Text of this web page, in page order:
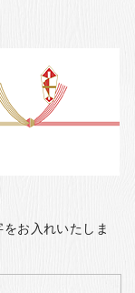
お入れいたしま